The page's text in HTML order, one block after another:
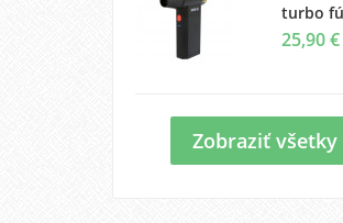
turbo
25,90 €
Zobraziť všetky